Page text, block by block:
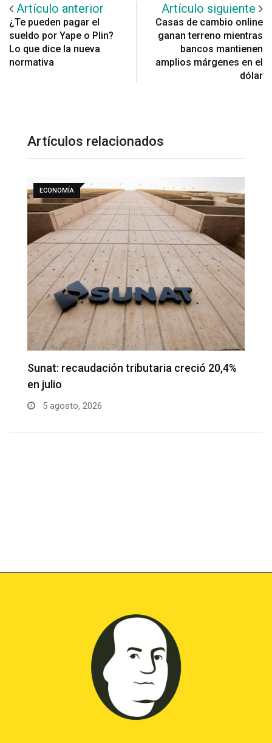
Artículo anterior
¿Te pueden pagar el
sueldo por Yape o Plin?
Lo que dice la nueva
normativa
Artículo siguiente
Casas de cambio online
ganan terreno mientras
bancos mantienen
amplios márgenes en el
dólar
Artículos relacionados
ECONOMÍA
Sunat: recaudación tributaria creció 20,4%
en julio
5 agosto, 2026